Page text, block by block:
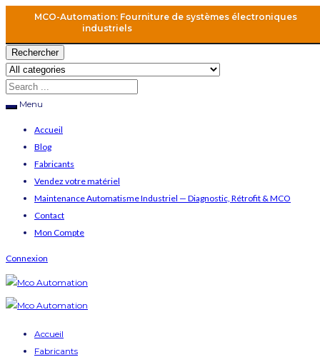
MCO-Automation: Fourniture de systèmes électroniques
industriels
Rechercher
Menu
Accueil
Blog
Fabricants
Vendez votre matériel
Maintenance Automatisme Industriel — Diagnostic, Rétrofit & MCO
Contact
Mon Compte
Connexion
Accueil
Fabricants